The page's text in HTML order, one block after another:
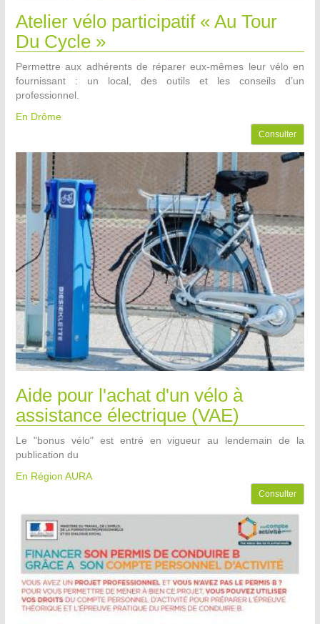
Atelier vélo participatif « Au Tour
Du Cycle »
Permettre aux adhérents de réparer eux-mêmes leur vélo en
fournissant : un local, des outils et les conseils d’un
professionnel.
En Drôme
Consulter
Aide pour l'achat d'un vélo à
assistance électrique (VAE)
Le "bonus vélo" est entré en vigueur au lendemain de la
publication du
En Région AURA
Consulter